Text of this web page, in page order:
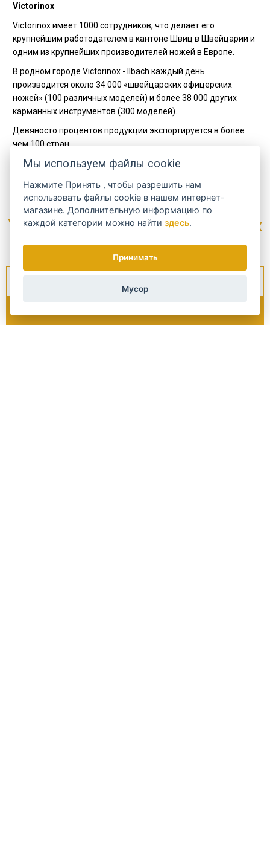
Victorinox
Victorinox имеет 1000 сотрудников, что делает его
крупнейшим работодателем в кантоне Швиц в Швейцарии и
одним из крупнейших производителей ножей в Европе.
В родном городе Victorinox - Ilbach каждый день
производится около 34 000 «швейцарских офицерских
ножей» (100 различных моделей) и более 38 000 других
карманных инструментов (300 моделей).
Девяносто процентов продукции экспортируется в более
чем 100 стран.
Код
0.8201.26
Производитель
MOSER
Узнайте о наиболее интересных
предложениях...
Мы используем файлы cookie
Нажмите Принять , чтобы разрешить нам
использовать файлы cookie в нашем интернет-
магазине. Дополнительную информацию по
каждой категории можно найтиздесь.
Принимать
Мусор